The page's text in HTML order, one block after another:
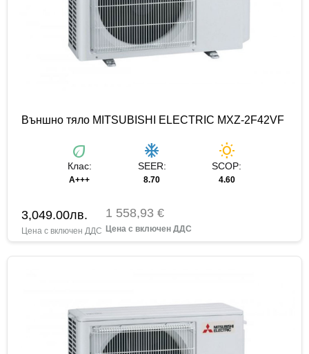
Външно тяло MITSUBISHI ELECTRIC MXZ-2F42VF
eco
Клас:
A+++
ac_unit
SEER:
8.70
wb_sunny
SCOP:
4.60
3,049.00лв. 1 558,93 €